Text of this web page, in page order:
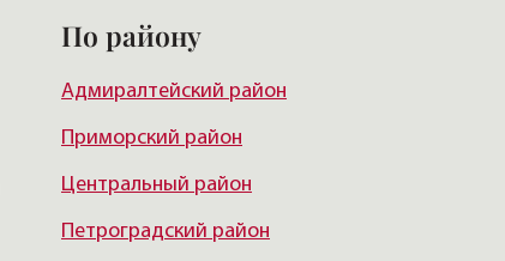
По району
Адмиралтейский район
Приморский район
Центральный район
Петроградский район